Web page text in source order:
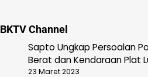
BKTV Channel
Sapto Ungkap Persoalan
Berat dan Kendaraan Plat
23 Maret 2023